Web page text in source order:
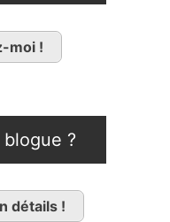
moi !
?
détails !